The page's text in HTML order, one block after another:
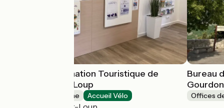
Bureau d'Information Touristique de
Tourrettes-sur-Loup
Offices de Tourisme Accueil Vélo
Bureau
Gourdon
Offices